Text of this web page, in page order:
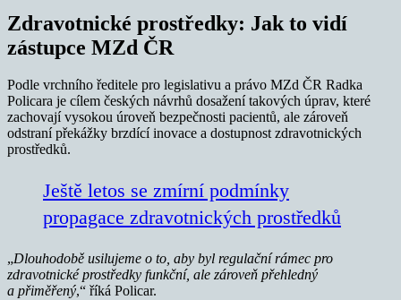
Zdravotnické prostředky: Jak to vidí
zástupce MZd ČR
Podle vrchního ředitele pro legislativu a právo MZd ČR Radka
Policara je cílem českých návrhů dosažení takových úprav, které
zachovají vysokou úroveň bezpečnosti pacientů, ale zároveň
odstraní překážky brzdící inovace a dostupnost zdravotnických
prostředků.
Ještě letos se zmírní podmínky
propagace zdravotnických prostředků
„Dlouhodobě usilujeme o to, aby byl regulační rámec pro
zdravotnické prostředky funkční, ale zároveň přehledný
a přiměřený,“ říká Policar.